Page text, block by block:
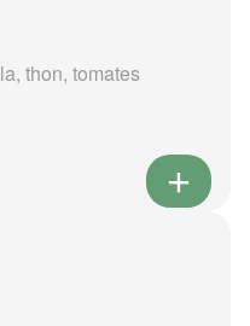
thon, tomates